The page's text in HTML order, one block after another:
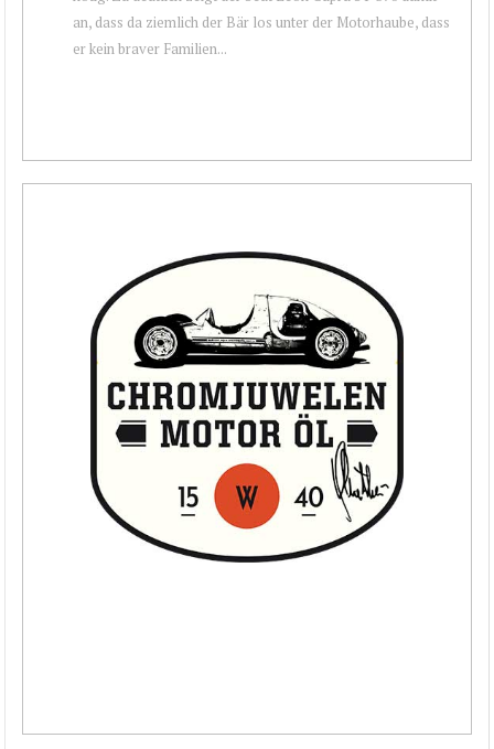
an, dass da ziemlich der Bär los unter der Motorhaube, dass
er kein braver Familien...